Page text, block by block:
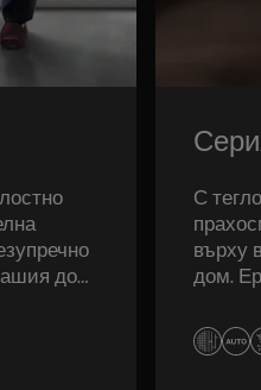
дом.
без
С
върху
дом.